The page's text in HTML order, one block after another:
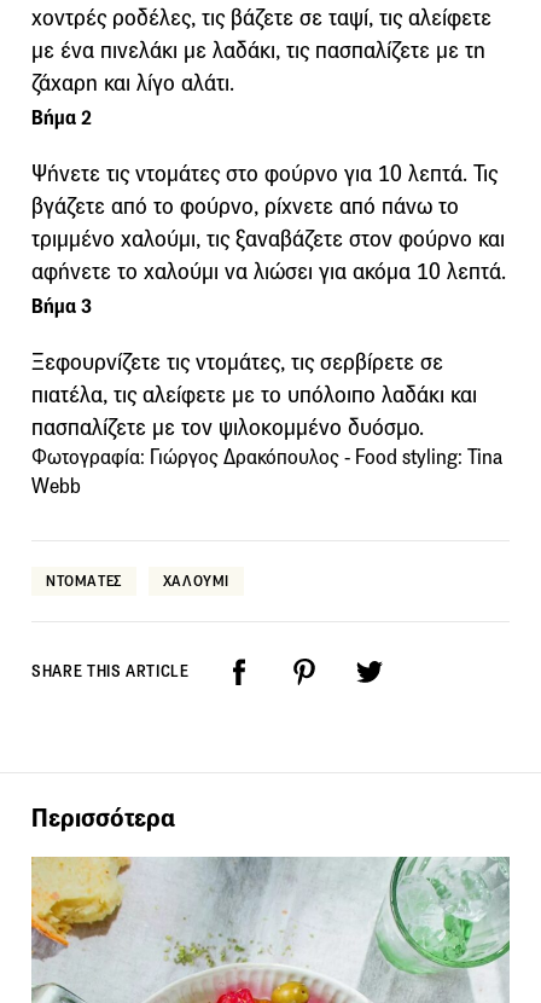
χοντρές ροδέλες, τις βάζετε σε ταψί, τις αλείφετε
με ένα πινελάκι με λαδάκι, τις πασπαλίζετε με τη
ζάχαρη και λίγο αλάτι.
Βήμα 2
Ψήνετε τις ντομάτες στο φούρνο για 10 λεπτά. Τις
βγάζετε από το φούρνο, ρίχνετε από πάνω το
τριμμένο χαλούμι, τις ξαναβάζετε στον φούρνο και
αφήνετε το χαλούμι να λιώσει για ακόμα 10 λεπτά.
Βήμα 3
Ξεφουρνίζετε τις ντομάτες, τις σερβίρετε σε
πιατέλα, τις αλείφετε με το υπόλοιπο λαδάκι και
πασπαλίζετε με τον ψιλοκομμένο δυόσμο.
Φωτογραφία: Γιώργος Δρακόπουλος - Food styling: Tina
Webb
ΝΤΟΜΑΤΕΣ ΧΑΛΟΥΜΙ
SHARE THIS ARTICLE
Περισσότερα